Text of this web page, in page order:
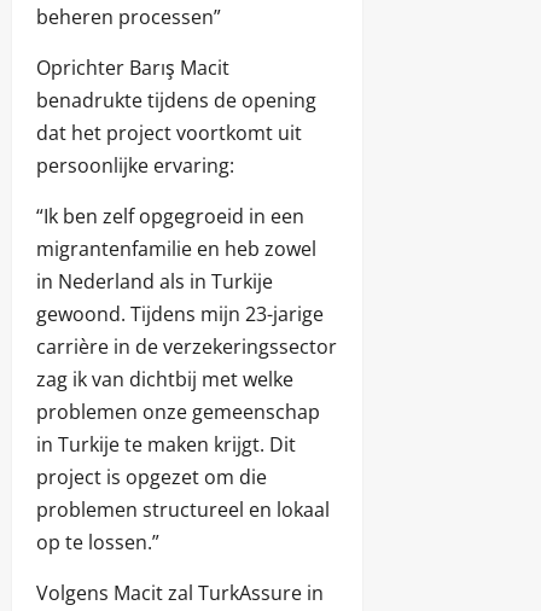
beheren processen”
Oprichter Barış Macit
benadrukte tijdens de opening
dat het project voortkomt uit
persoonlijke ervaring:
“Ik ben zelf opgegroeid in een
migrantenfamilie en heb zowel
in Nederland als in Turkije
gewoond. Tijdens mijn 23-jarige
carrière in de verzekeringssector
zag ik van dichtbij met welke
problemen onze gemeenschap
in Turkije te maken krijgt. Dit
project is opgezet om die
problemen structureel en lokaal
op te lossen.”
Volgens Macit zal TurkAssure in